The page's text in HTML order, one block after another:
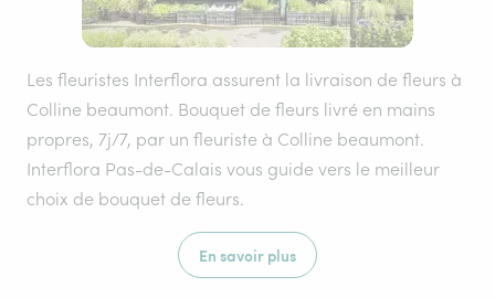
Les fleuristes Interflora assurent la livraison de fleurs à
Colline beaumont. Bouquet de fleurs livré en mains
propres, 7j/7, par un fleuriste à Colline beaumont.
Interflora Pas-de-Calais vous guide vers le meilleur
choix de bouquet de fleurs.
En savoir plus